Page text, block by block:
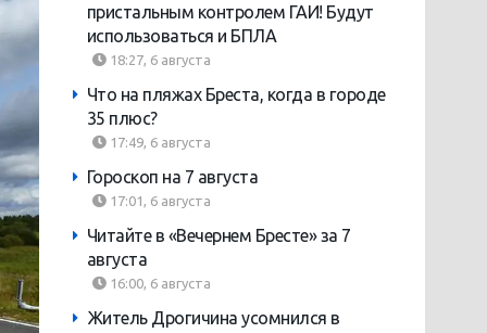
пристальным контролем ГАИ! Будут
использоваться и БПЛА
18:27, 6 августа
Что на пляжах Бреста, когда в городе
35 плюс?
17:49, 6 августа
Гороскоп на 7 августа
17:01, 6 августа
Читайте в «Вечернем Бресте» за 7
августа
16:00, 6 августа
Житель Дрогичина усомнился в